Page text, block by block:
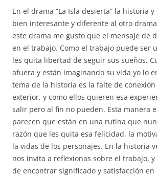
En el drama “La Isla desierta” la historia
bien interesante y diferente al otro
este drama me gusto que el mensaje de
en el trabajo. Como el trabajo puede ser
les quita libertad de seguir sus sueños.
afuera y están imaginando su vida yo lo
tema de la historia es la falte de
exterior, y como ellos quieren esa
salir pero al fin no pueden. Esta manera
parecen que están en una rutina que
razón que les quita esa felicidad, la
la vidas de los personajes. En la historia
nos invita a reflexionas sobre el trabajo,
de encontrar significado y satisfacción